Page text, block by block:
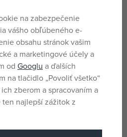
Pro kluky
Zelená
Kov
na zabezpečenie
vášho obľúbeného e-
obsahu stránok vašim
a marketingové účely a
od Googlu a ďalších
na tlačidlo „Povoliť všetko“
zberom a spracovaním a
najlepší zážitok z